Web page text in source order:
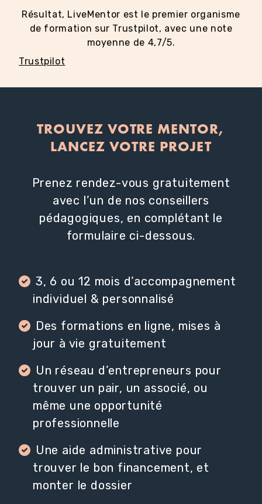
Résultat, LiveMentor est le premier organisme
de formation sur Trustpilot, avec une note
moyenne de 4,7/5.
Trustpilot
TROUVEZ VOTRE MENTOR,
LANCEZ VOTRE PROJET
Prenez rendez-vous gratuitement
avec l’un de nos conseillers
pédagogiques, en complétant le
formulaire ci-dessous.
3, 6 ou 12 mois d’accompagnement
individuel & personnalisé
Des formations en ligne, mises à
jour à vie gratuitement
Un réseau d’entrepreneurs pour
trouver un pair, un associé, ou
même une opportunité
professionnelle
Une aide administrative pour
trouver le bon financement, et
monter le dossier